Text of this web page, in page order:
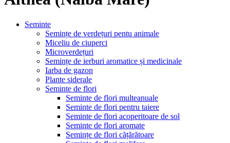
Seminte
Semințe de verdețuri pentu animale
Miceliu de ciuperci
Microverdețuri
Semințe de ierburi aromatice și medicinale
Iarba de gazon
Plante siderale
Seminte de flori
Seminte de flori multeanuale
Seminte de flori pentru taiere
Seminte de flori acoperitoare de sol
Seminte de flori aromate
Semințe de flori cățărătoare